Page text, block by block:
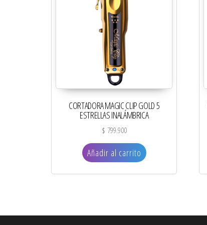
CORTADORA MAGIC CLIP GOLD 5
ESTRELLAS INALÁMBRICA
$ 799.900
Añadir al carrito